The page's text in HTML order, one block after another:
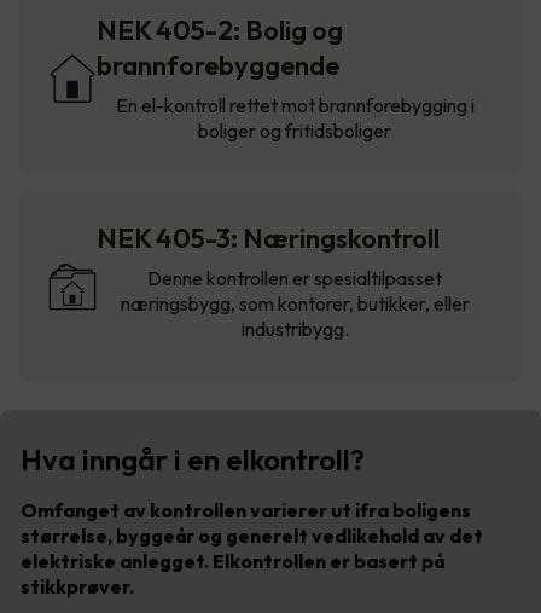
NEK 405-2: Bolig og
brannforebyggende
En el-kontroll rettet mot brannforebygging i
boliger og fritidsboliger
NEK 405-3: Næringskontroll
Denne kontrollen er spesialtilpasset
næringsbygg, som kontorer, butikker, eller
industribygg.
Hva inngår i en elkontroll?
Omfanget av kontrollen varierer ut ifra boligens
størrelse, byggeår og generelt vedlikehold av det
elektriske anlegget. Elkontrollen er basert på
stikkprøver.